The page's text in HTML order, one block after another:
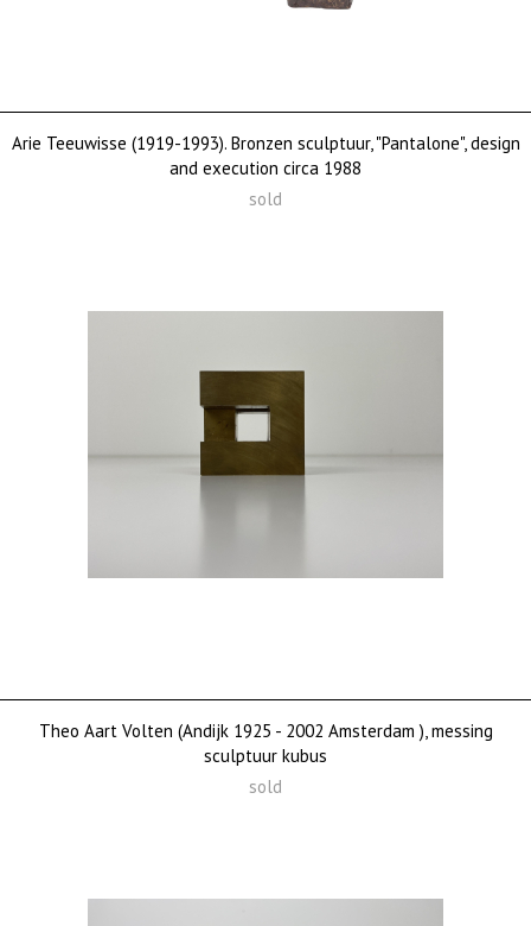
Arie Teeuwisse (1919-1993). Bronzen sculptuur, "Pantalone", design
and execution circa 1988
sold
Theo Aart Volten (Andijk 1925 - 2002 Amsterdam ), messing
sculptuur kubus
sold